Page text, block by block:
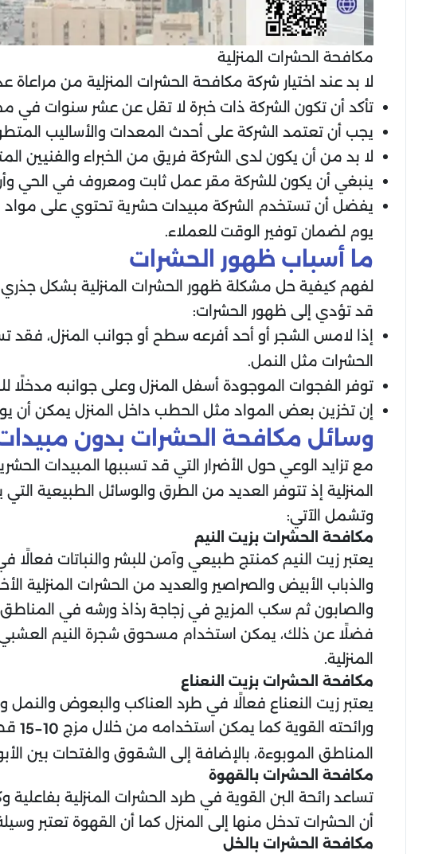
مكافحة الحشرات المنزلية
لا بد عند اختيار شركة مكافحة الحشرات المنزلية من
تأكد أن تكون الشركة ذات خبرة لا تقل عن عشر سنوات في
يجب أن تعتمد الشركة على أحدث المعدات والأساليب
لا بد من أن يكون لدى الشركة فريق من الخبراء والفنيين
ينبغي أن يكون للشركة مقر عمل ثابت ومعروف في الحي
يفضل أن تستخدم الشركة مبيدات حشرية تحتوي على مواد
يوم لضمان توفير الوقت للعملاء.
ما أسباب ظهور الحشرات
لفهم كيفية حل مشكلة ظهور الحشرات المنزلية بشكل
قد تؤدي إلى ظهور الحشرات:
إذا لامس الشجر أو أحد أفرعه سطح أو جوانب المنزل، فقد
الحشرات مثل النمل.
توفر الفجوات الموجودة أسفل المنزل وعلى جوانبه مدخلًا
إن تخزين بعض المواد مثل الحطب داخل المنزل يمكن أن
وسائل مكافحة الحشرات بدون
مع تزايد الوعي حول الأضرار التي قد تسببها المبيدات
المنزلية إذ تتوفر العديد من الطرق والوسائل الطبيعية
وتشمل الآتي:
مكافحة الحشرات بزيت النيم
يعتبر زيت النيم كمنتج طبيعي وآمن للبشر والنباتات فعالًا
والذباب الأبيض والصراصير والعديد من الحشرات
والصابون ثم سكب المزيج في زجاجة رذاذ ورشه في المناطق
فضلًا عن ذلك، يمكن استخدام مسحوق شجرة النيم
المنزلية.
مكافحة الحشرات بزيت النعناع
يعتبر زيت النعناع فعالًا في طرد العناكب والبعوض
ورائحته القوية كما يمكن استخدامه من خلال مزج 10-15
المناطق الموبوءة، بالإضافة إلى الشقوق والفتحات بين
مكافحة الحشرات بالقهوة
تساعد رائحة البن القوية في طرد الحشرات المنزلية
أن الحشرات تدخل منها إلى المنزل كما أن القهوة تعتبر
مكافحة الحشرات بالخل